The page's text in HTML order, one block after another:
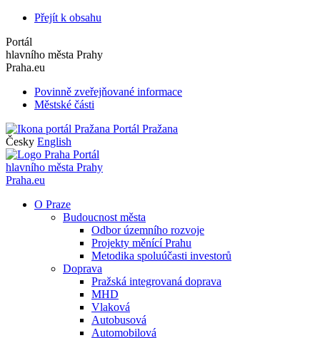
Přejít k obsahu
Portál
hlavního města Prahy
Praha.eu
Povinně zveřejňované informace
Městské části
Portál Pražana
Česky English
Portál
hlavního města Prahy
Praha.eu
O Praze
Budoucnost města
Odbor územního rozvoje
Projekty měnící Prahu
Metodika spoluúčasti investorů
Doprava
Pražská integrovaná doprava
MHD
Vlaková
Autobusová
Automobilová